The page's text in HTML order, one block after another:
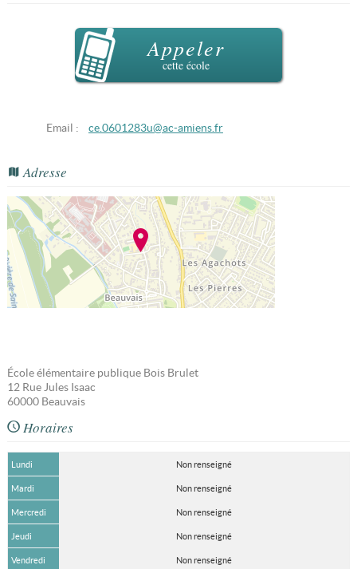
Appeler
cette école
Email : ce.0601283u@ac-amiens.fr
Adresse
École élémentaire publique Bois Brulet
12 Rue Jules Isaac
60000 Beauvais
Horaires
Lundi Non renseigné
Mardi Non renseigné
Mercredi Non renseigné
Jeudi Non renseigné
Vendredi Non renseigné